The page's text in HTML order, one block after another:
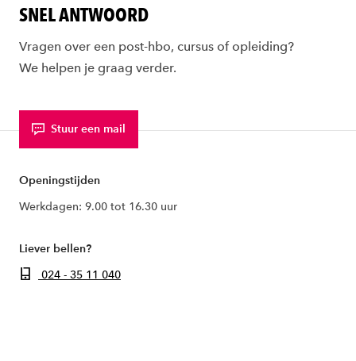
SNEL ANTWOORD
Vragen over een post-hbo, cursus of opleiding?
We helpen je graag verder.
Stuur een mail
Openingstijden
Werkdagen: 9.00 tot 16.30 uur
Liever bellen?
024 - 35 11 040